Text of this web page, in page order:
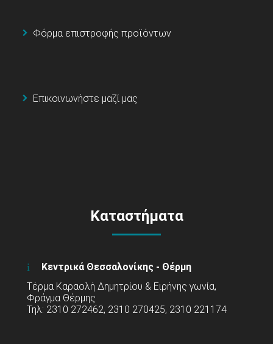
Φόρμα επιστροφής προϊόντων
Επικοινωνήστε μαζί μας
Καταστήματα
Κεντρικά Θεσσαλονίκης - Θέρμη
Τέρμα Καραολή Δημητρίου & Ειρήνης γωνία,
Φράγμα Θέρμης
Τηλ: 2310 272462, 2310 270425, 2310 221174